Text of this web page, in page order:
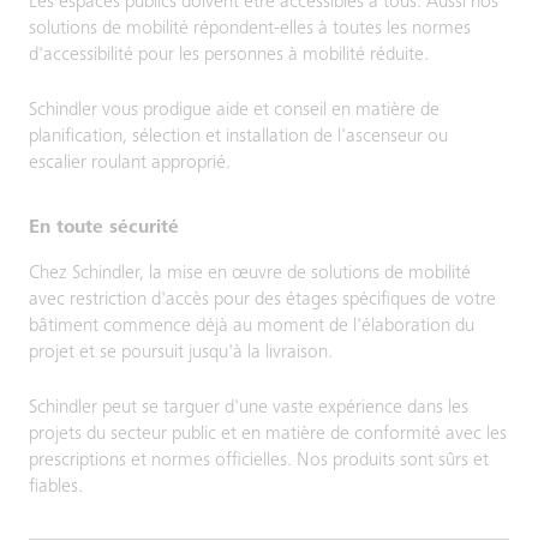
solutions de mobilité répondent-elles à toutes les normes
d'accessibilité pour les personnes à mobilité réduite.
Schindler vous prodigue aide et conseil en matière de
planification, sélection et installation de l'ascenseur ou
escalier roulant approprié.
En toute sécurité
Chez Schindler, la mise en œuvre de solutions de mobilité
avec restriction d'accès pour des étages spécifiques de votre
bâtiment commence déjà au moment de l'élaboration du
projet et se poursuit jusqu'à la livraison.
Schindler peut se targuer d'une vaste expérience dans les
projets du secteur public et en matière de conformité avec les
prescriptions et normes officielles. Nos produits sont sûrs et
fiables.